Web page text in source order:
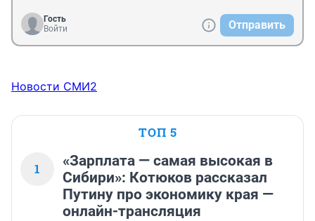
Гость
Войти
Отправить
Новости СМИ2
ТОП 5
1
«Зарплата — самая высокая в
Сибири»: Котюков рассказал
Путину про экономику края —
онлайн-трансляция